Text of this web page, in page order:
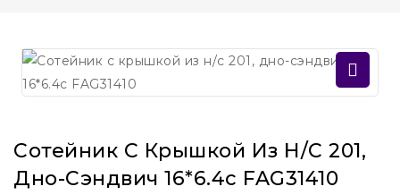
Сотейник С Крышкой Из Н/с 201,
Дно-Сэндвич 16*6.4c FAG31410